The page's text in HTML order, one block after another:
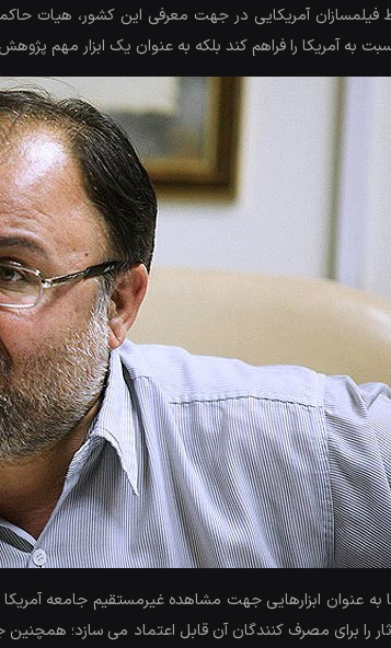
آمریکایی در جهت معرفی این کشور، هیات
آمریکا را فراهم کند بلکه به عنوان یک ابزار مهم
به عنوان ابزارهایی جهت مشاهده غیرمستقیم جامعه
را برای مصرف کنندگان آن قابل اعتماد می سازد؛